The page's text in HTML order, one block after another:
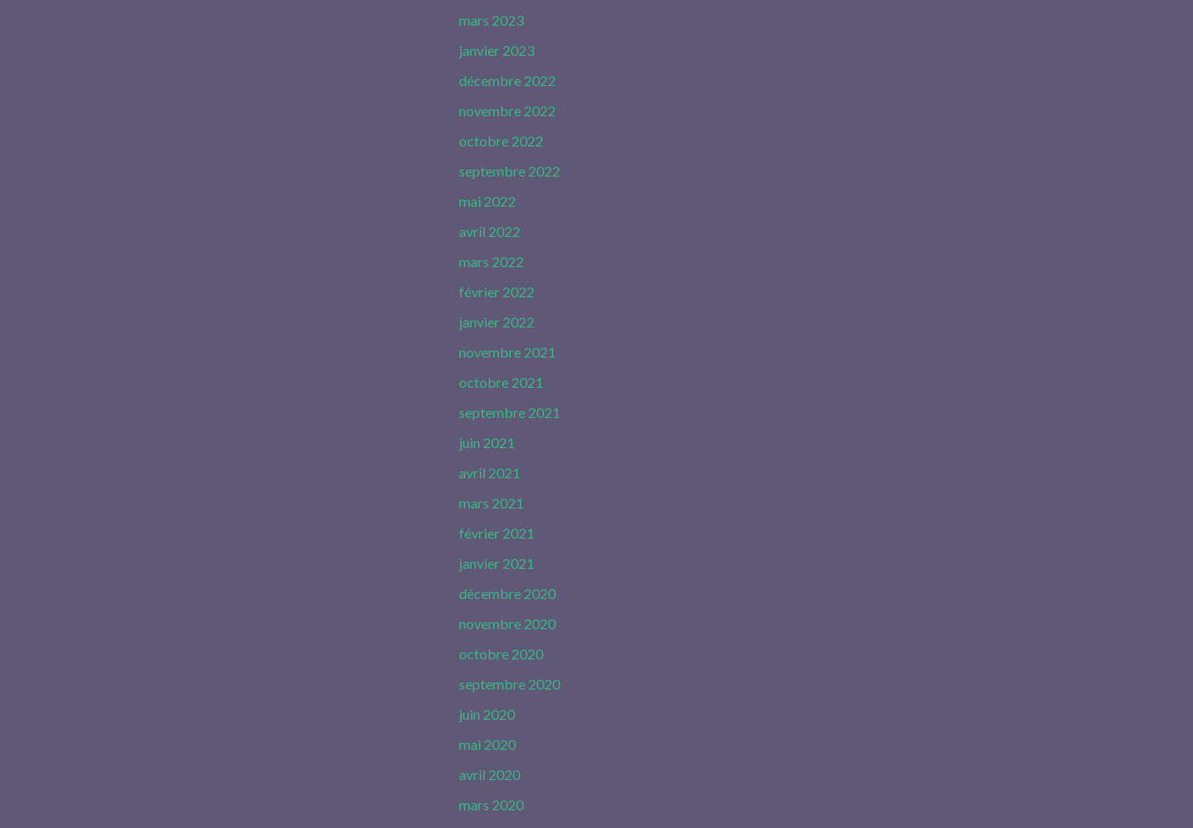
mars 2023
janvier 2023
décembre 2022
novembre 2022
octobre 2022
septembre 2022
mai 2022
avril 2022
mars 2022
février 2022
janvier 2022
novembre 2021
octobre 2021
septembre 2021
juin 2021
avril 2021
mars 2021
février 2021
janvier 2021
décembre 2020
novembre 2020
octobre 2020
septembre 2020
juin 2020
mai 2020
avril 2020
mars 2020